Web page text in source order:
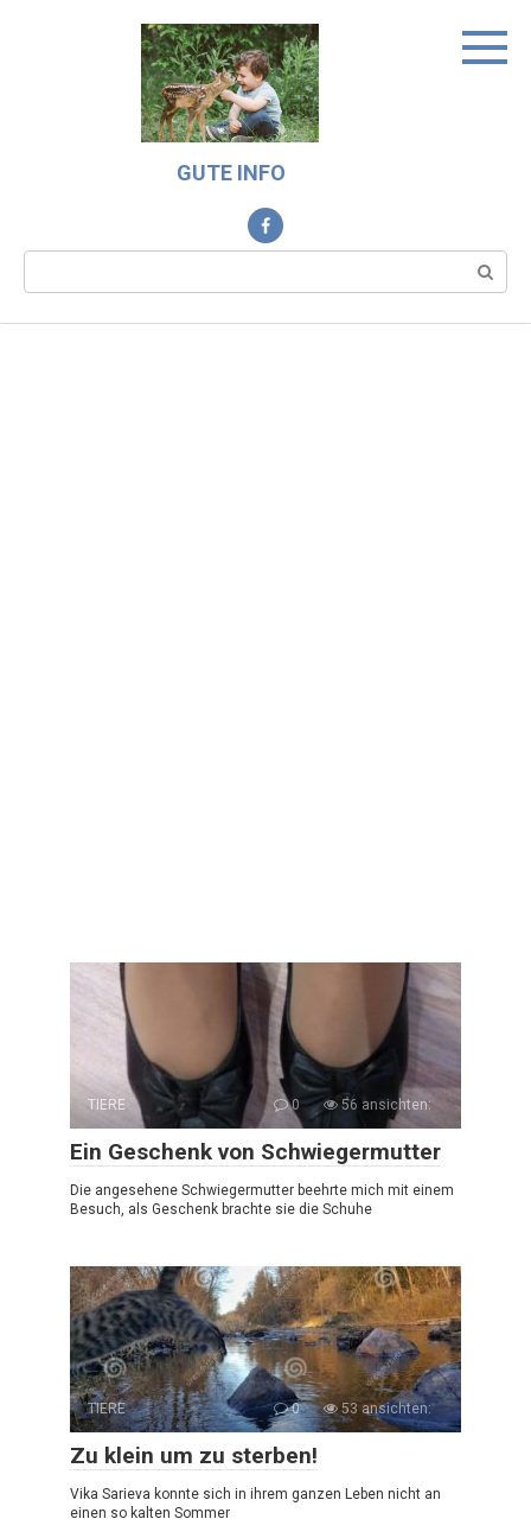
GUTE INFO
Search:
TIERE 0 56 ansichten:
Ein Geschenk von Schwiegermutter
Die angesehene Schwiegermutter beehrte mich mit einem
Besuch, als Geschenk brachte sie die Schuhe
TIERE 0 53 ansichten:
Zu klein um zu sterben!
Vika Sarieva konnte sich in ihrem ganzen Leben nicht an
einen so kalten Sommer